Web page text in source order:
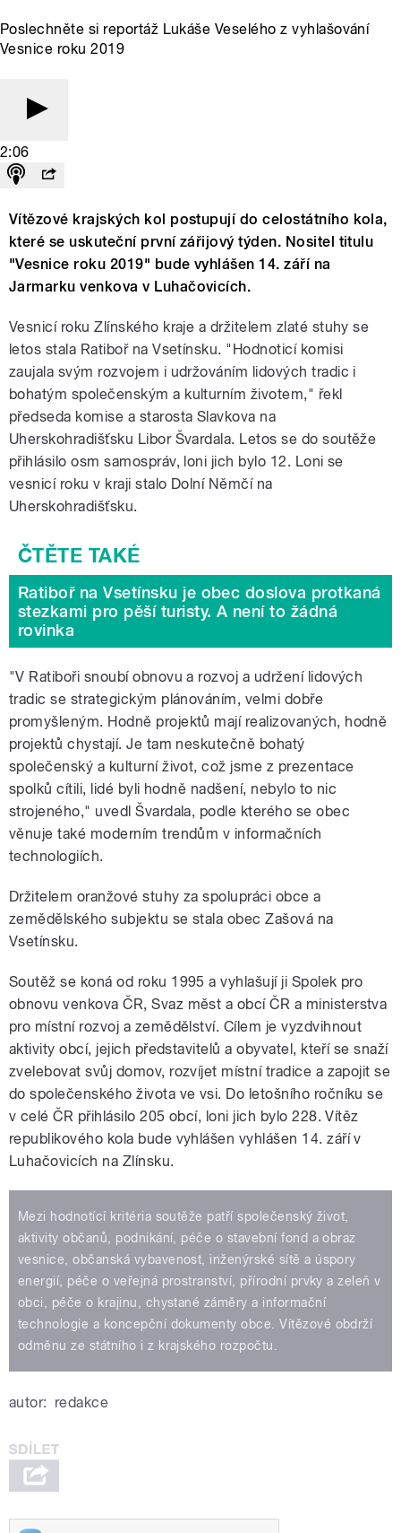
Poslechněte si reportáž Lukáše Veselého z vyhlašování
Vesnice roku 2019
2:06
Vítězové krajských kol postupují do celostátního kola,
které se uskuteční první zářijový týden. Nositel titulu
"Vesnice roku 2019" bude vyhlášen 14. září na
Jarmarku venkova v Luhačovicích.
Vesnicí roku Zlínského kraje a držitelem zlaté stuhy se
letos stala Ratiboř na Vsetínsku. "Hodnoticí komisi
zaujala svým rozvojem i udržováním lidových tradic i
bohatým společenským a kulturním životem," řekl
předseda komise a starosta Slavkova na
Uherskohradišťsku Libor Švardala. Letos se do soutěže
přihlásilo osm samospráv, loni jich bylo 12. Loni se
vesnicí roku v kraji stalo Dolní Němčí na
Uherskohradišťsku.
Ratiboř na Vsetínsku je obec doslova protkaná
stezkami pro pěší turisty. A není to žádná
rovinka
"V Ratiboři snoubí obnovu a rozvoj a udržení lidových
tradic se strategickým plánováním, velmi dobře
promyšleným. Hodně projektů mají realizovaných, hodně
projektů chystají. Je tam neskutečně bohatý
společenský a kulturní život, což jsme z prezentace
spolků cítili, lidé byli hodně nadšení, nebylo to nic
strojeného," uvedl Švardala, podle kterého se obec
věnuje také moderním trendům v informačních
technologiích.
Držitelem oranžové stuhy za spolupráci obce a
zemědělského subjektu se stala obec Zašová na
Vsetínsku.
Soutěž se koná od roku 1995 a vyhlašují ji Spolek pro
obnovu venkova ČR, Svaz měst a obcí ČR a ministerstva
pro místní rozvoj a zemědělství. Cílem je vyzdvihnout
aktivity obcí, jejich představitelů a obyvatel, kteří se snaží
zvelebovat svůj domov, rozvíjet místní tradice a zapojit se
do společenského života ve vsi. Do letošního ročníku se
v celé ČR přihlásilo 205 obcí, loni jich bylo 228. Vítěz
republikového kola bude vyhlášen vyhlášen 14. září v
Luhačovicích na Zlínsku.
Mezi hodnotící kritéria soutěže patří společenský život,
aktivity občanů, podnikání, péče o stavební fond a obraz
vesnice, občanská vybavenost, inženýrské sítě a úspory
energií, péče o veřejná prostranství, přírodní prvky a zeleň v
obci, péče o krajinu, chystané záměry a informační
technologie a koncepční dokumenty obce. Vítězové obdrží
odměnu ze státního i z krajského rozpočtu.
autor: redakce